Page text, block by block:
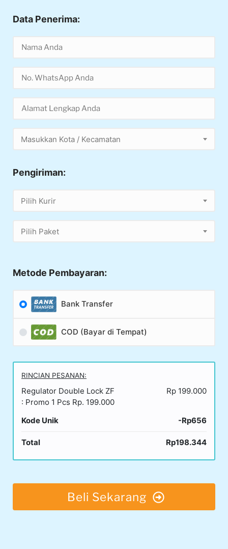
Data Penerima:
Masukkan Kota / Kecamatan
Pengiriman:
Pilih Kurir
Pilih Paket
Metode Pembayaran:
Bank Transfer
COD (Bayar di Tempat)
RINCIAN PESANAN:
Regulator Double Lock ZF
: Promo 1 Pcs Rp. 199.000
Rp 199.000
Kode Unik -Rp656
Total Rp198.344
Beli Sekarang